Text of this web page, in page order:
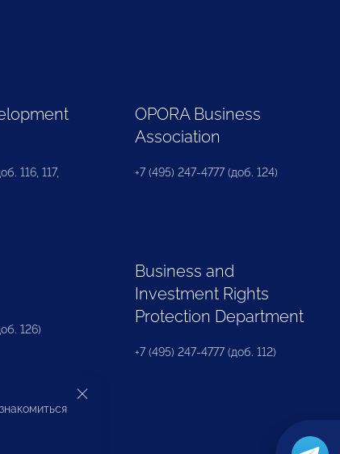
116, 117,
OPORA Business
Association
+7 (495) 247-4777 (доб. 124)
126)
Business and
Investment Rights
Protection Department
+7 (495) 247-4777 (доб. 112)